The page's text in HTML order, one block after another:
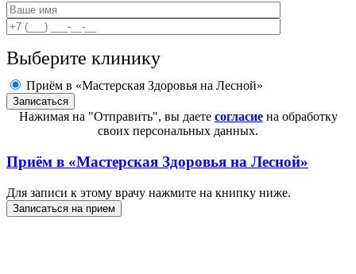
Выберите клинику
Приём в «Мастерская Здоровья на Лесной»
Нажимая на "Отправить", вы даете согласиена обработку
своих персональных данных.
Приём в «Мастерская Здоровья на Лесной»
Для записи к этому врачу нажмите на книпку ниже.
Записаться на прием